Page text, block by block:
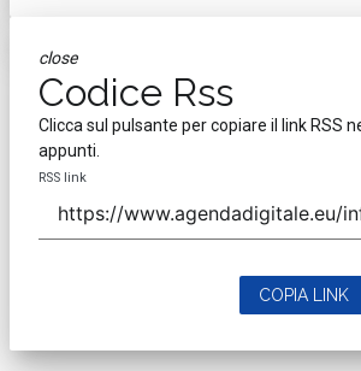
close
Codice Rss
Clicca sul pulsante per copiare il link RSS
appunti.
RSS link
COPIA LINK